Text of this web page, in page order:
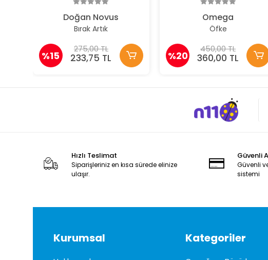
Doğan Novus
Bırak Artık
%15
275,00 TL
233,75 TL
Omega
Öfke
%20
450,00 TL
360,00 TL
Hızlı Teslimat
Siparişleriniz en kısa sürede elinize
ulaşır.
Güvenli
Güvenli
sistemi
Kurumsal Kategoriler